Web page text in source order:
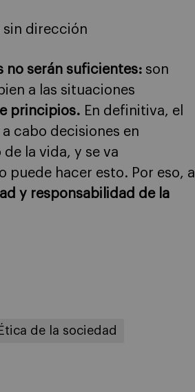
sin dirección
no serán suficientes: son
a las situaciones
principios. En definitiva, el
cabo decisiones en
la vida, y se va
hacer esto. Por eso, al
y responsabilidad de la
Ética de la sociedad